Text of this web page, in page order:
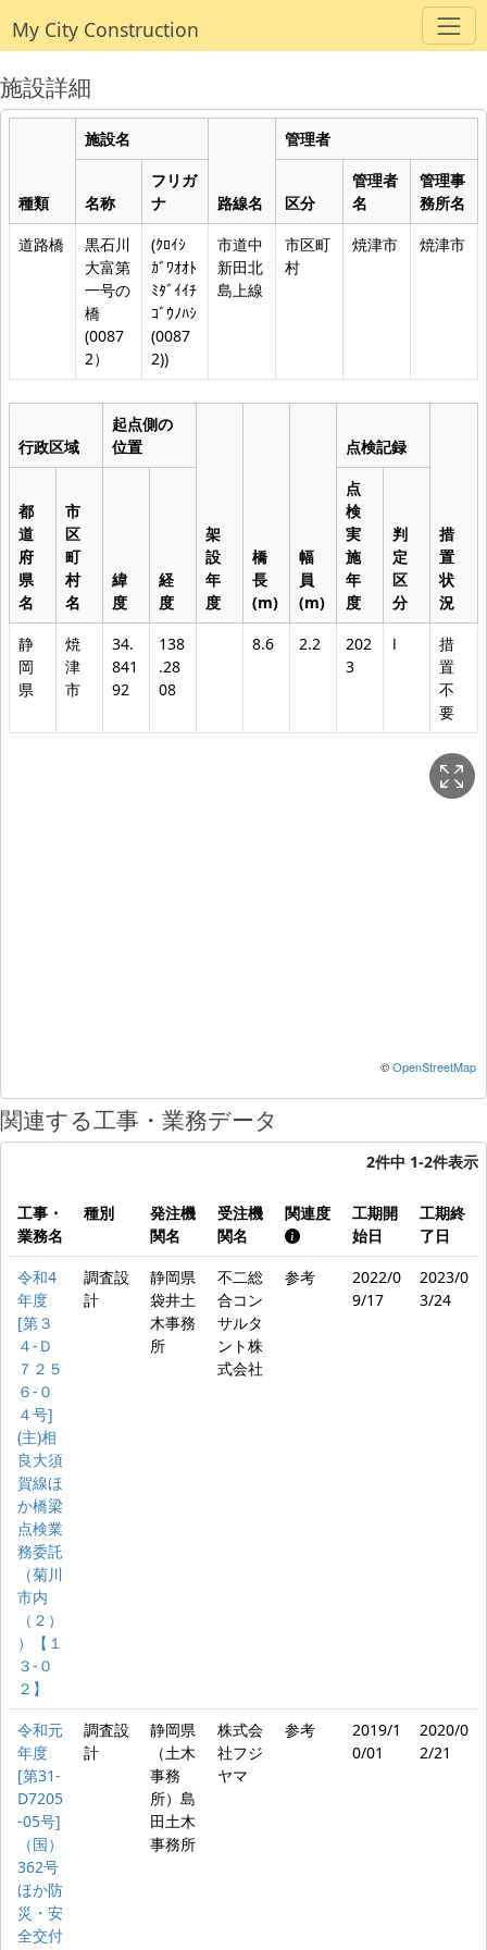
My City Construction
施設詳細
種類
施設名
路線名
管理者
名称
フリガ
ナ
区分
管理者
名
管理事
務所名
道路橋
黒石川
大富第
一号の
橋
(0087
2）
(ｸﾛｲｼ
ｶﾞﾜｵｵﾄ
ﾐﾀﾞｲｲﾁ
ｺﾞｳﾉﾊｼ
(0087
2))
市道中
新田北
島上線
市区町
村
焼津市 焼津市
行政区域
起点側の
位置
架
設
年
度
橋
長
(m)
幅
員
(m)
点検記録
措
置
状
況
都
道
府
県
名
市
区
町
村
名
緯
度
経
度
点
検
実
施
年
度
判
定
区
分
静
岡
県
焼
津
市
34.
841
92
138
.28
08
8.6 2.2
202
3
Ⅰ
措
置
不
要
©OpenStreetMap
関連する工事・業務データ
2件中 1-2件表示
工事・
業務名
種別
発注機
関名
受注機
関名
関連度
工期開
始日
工期終
了日
令和4
年度
[第３
４-Ｄ
７２５
６-０
４号]
(主)相
良大須
賀線ほ
か橋梁
点検業
務委託
（菊川
市内
（２）
）【１
３‐０
２】
調査設
計
静岡県
袋井土
木事務
所
不二総
合コン
サルタ
ント株
式会社
参考
2022/0
9/17
2023/0
3/24
令和元
年度
[第31-
D7205
-05号]
（国）
362号
ほか防
災・安
全交付
調査設
計
静岡県
（土木
事務
所）島
田土木
事務所
株式会
社フジ
ヤマ
参考
2019/1
0/01
2020/0
2/21